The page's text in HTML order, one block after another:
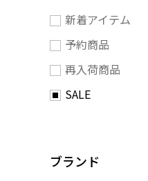
新着アイテム
予約商品
再入荷商品
SALE
ブランド